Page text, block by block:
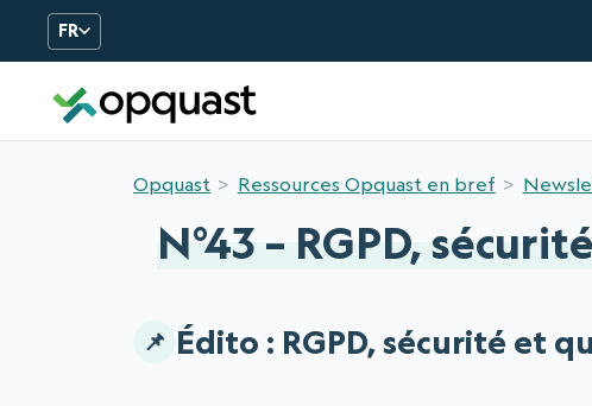
FR
Opquast Ressources Opquast en bref
N°43 – RGPD,
Édito : RGPD, sécurité et